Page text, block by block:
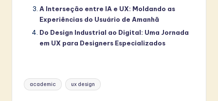
A Interseção entre IA e UX: Moldando as
Experiências do Usuário de Amanhã
Do Design Industrial ao Digital: Uma Jornada
em UX para Designers Especializados
Tags:
academic ux design